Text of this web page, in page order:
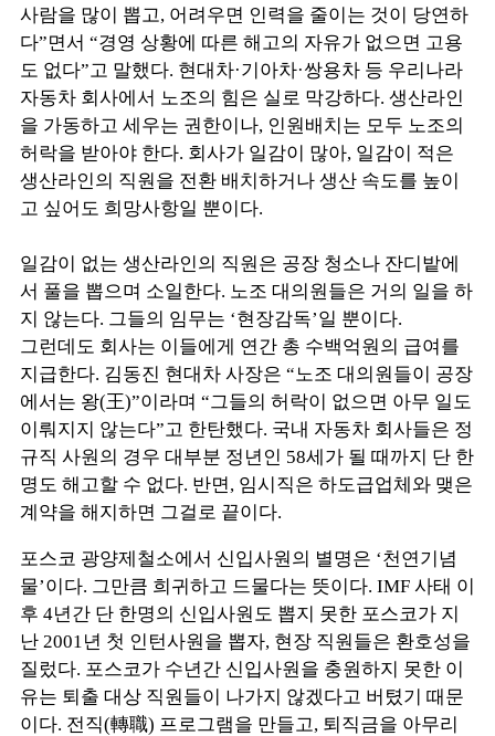
사람을 많이 뽑고, 어려우면 인력을 줄이는 것이 당연하
다”면서 “경영 상황에 따른 해고의 자유가 없으면 고용
도 없다”고 말했다. 현대차·기아차·쌍용차 등 우리나라
자동차 회사에서 노조의 힘은 실로 막강하다. 생산라인
을 가동하고 세우는 권한이나, 인원배치는 모두 노조의
허락을 받아야 한다. 회사가 일감이 많아, 일감이 적은
생산라인의 직원을 전환 배치하거나 생산 속도를 높이
고 싶어도 희망사항일 뿐이다.
일감이 없는 생산라인의 직원은 공장 청소나 잔디밭에
서 풀을 뽑으며 소일한다. 노조 대의원들은 거의 일을 하
지 않는다. 그들의 임무는 ‘현장감독’일 뿐이다.
그런데도 회사는 이들에게 연간 총 수백억원의 급여를
지급한다. 김동진 현대차 사장은 “노조 대의원들이 공장
에서는 왕(王)”이라며 “그들의 허락이 없으면 아무 일도
이뤄지지 않는다”고 한탄했다. 국내 자동차 회사들은 정
규직 사원의 경우 대부분 정년인 58세가 될 때까지 단 한
명도 해고할 수 없다. 반면, 임시직은 하도급업체와 맺은
계약을 해지하면 그걸로 끝이다.
포스코 광양제철소에서 신입사원의 별명은 ‘천연기념
물’이다. 그만큼 희귀하고 드물다는 뜻이다. IMF 사태 이
후 4년간 단 한명의 신입사원도 뽑지 못한 포스코가 지
난 2001년 첫 인턴사원을 뽑자, 현장 직원들은 환호성을
질렀다. 포스코가 수년간 신입사원을 충원하지 못한 이
유는 퇴출 대상 직원들이 나가지 않겠다고 버텼기 때문
이다. 전직(轉職) 프로그램을 만들고, 퇴직금을 아무리